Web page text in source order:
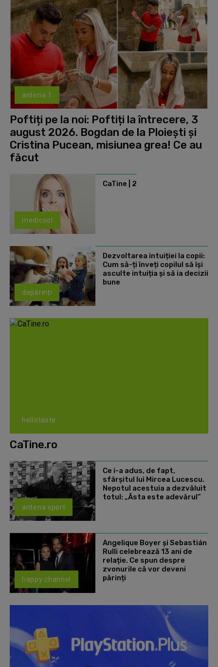
antena 1
Poftiți pe la noi: Poftiți la întrecere, 3
august 2026. Bogdan de la Ploiești și
Cristina Pucean, misiunea grea! Ce au
făcut
medicool
CaTine | 2
depărinți
Dezvoltarea intuiției la copii:
Cum să-ți înveți copilul să își
asculte intuiția și să ia decizii
bune
hellotaste
CaTine.ro
antena sport
Ce i-a adus, de fapt,
sfârșitul lui Mircea Lucescu.
Nepotul acestuia a dezvăluit
totul: „Ăsta este adevărul”
happy channel
Angelique Boyer și Sebastián
Rulli celebrează 13 ani de
relație. Ce spun despre
zvonurile că vor deveni
părinți